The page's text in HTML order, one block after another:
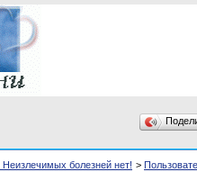
болезней нет! >